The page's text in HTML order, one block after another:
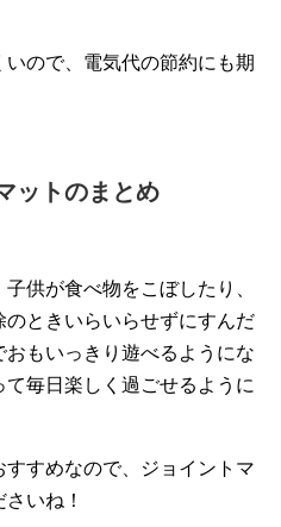
ので、電気代の節約にも期
ットのまとめ
供が食べ物をこぼしたり、
ときいらいらせずにすんだ
もいっきり遊べるようにな
毎日楽しく過ごせるように
すめなので、ジョイントマ
いね！